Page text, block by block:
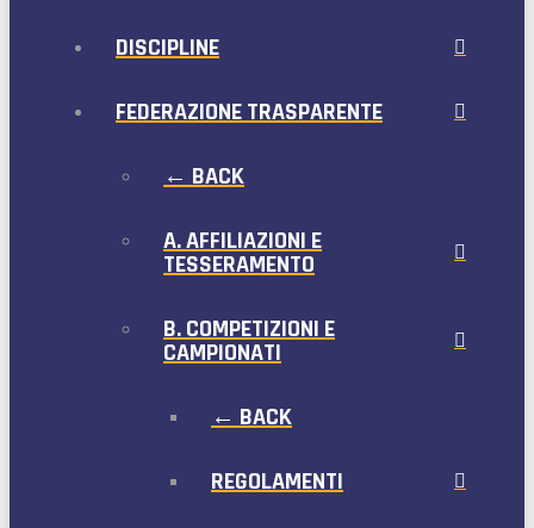
DISCIPLINE
FEDERAZIONE TRASPARENTE
← BACK
A. AFFILIAZIONI E
TESSERAMENTO
B. COMPETIZIONI E
CAMPIONATI
← BACK
REGOLAMENTI